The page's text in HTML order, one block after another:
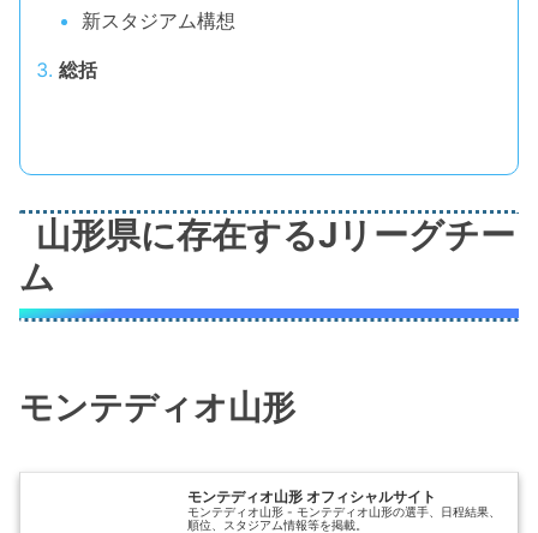
新スタジアム構想
総括
山形県に存在するJリーグチー
ム
モンテディオ山形
モンテディオ山形 オフィシャルサイト
モンテディオ山形 - モンテディオ山形の選手、日程結果、
順位、スタジアム情報等を掲載。